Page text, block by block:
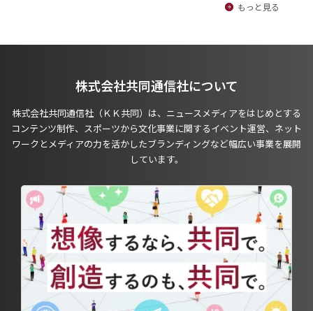
もっと見る
株式会社共同通信社について
株式会社共同通信社（ＫＫ共同）は、ニュースメディアをはじめとする
コンテンツ制作、スポーツから文化事業に関するイベント運営、ネット
ワークとメディアの力を活かしたブランディングなど幅広い事業を展開
しています。